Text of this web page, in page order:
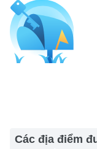
Các địa điểm